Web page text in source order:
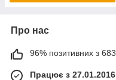
Про нас
96% позитивних з 683
Працює з 27.01.2016